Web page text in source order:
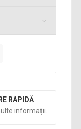
RAPIDĂ
informații.